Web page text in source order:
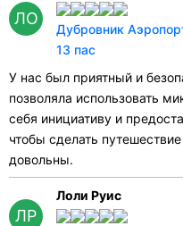
ЛО
Дубровник
13 пас
У нас был приятный и
позволяла использовать
себя инициативу и
чтобы сделать
довольны.
ЛР
Лоли Руис